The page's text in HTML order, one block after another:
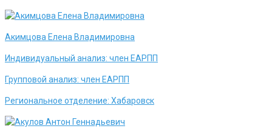
Акимцова Елена Владимировна
Индивидуальный анализ: член ЕАРПП
Групповой анализ: член ЕАРПП
Региональное отделение: Хабаровск